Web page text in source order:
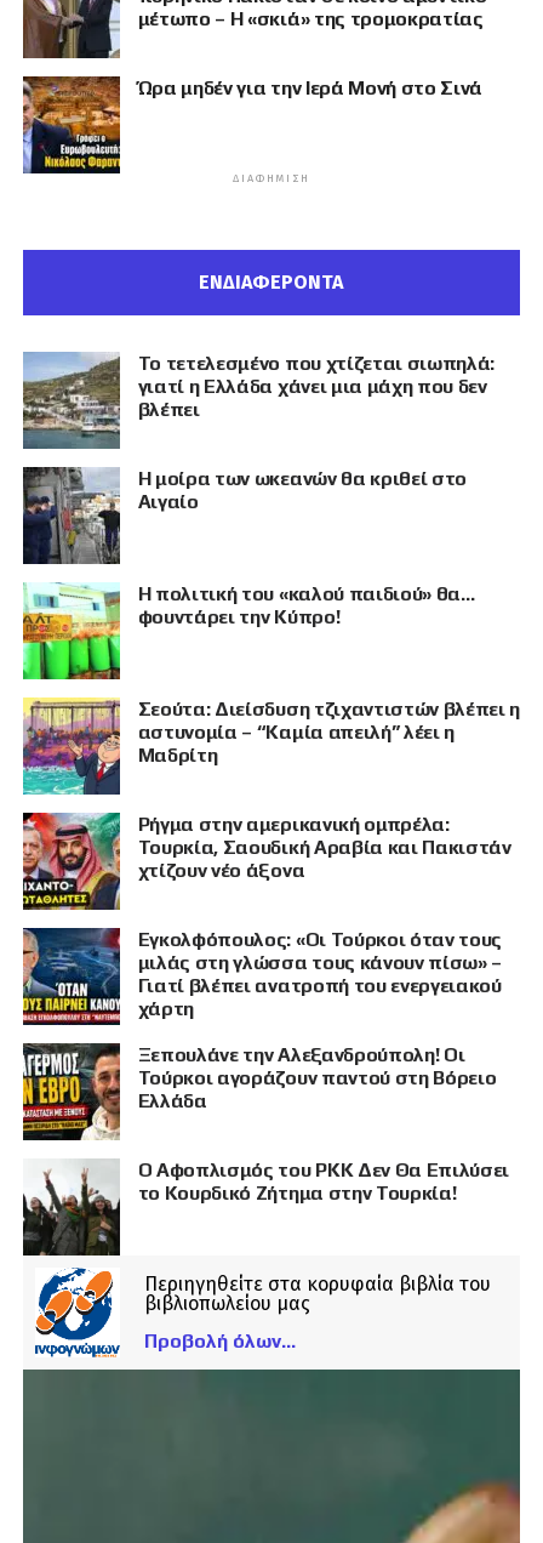
μέτωπο – Η «σκιά» της τρομοκρατίας
Ώρα μηδέν για την Ιερά Μονή στο Σινά
ΔΙΑΦΉΜΙΣΗ
ΕΝΔΙΑΦΕΡΟΝΤΑ
Το τετελεσμένο που χτίζεται σιωπηλά:
γιατί η Ελλάδα χάνει μια μάχη που δεν
βλέπει
Η μοίρα των ωκεανών θα κριθεί στο
Αιγαίο
Η πολιτική του «καλού παιδιού» θα…
φουντάρει την Κύπρο!
Σεούτα: Διείσδυση τζιχαντιστών βλέπει η
αστυνομία – “Καμία απειλή” λέει η
Μαδρίτη
Ρήγμα στην αμερικανική ομπρέλα:
Τουρκία, Σαουδική Αραβία και Πακιστάν
χτίζουν νέο άξονα
Εγκολφόπουλος: «Οι Τούρκοι όταν τους
μιλάς στη γλώσσα τους κάνουν πίσω» –
Γιατί βλέπει ανατροπή του ενεργειακού
χάρτη
Ξεπουλάνε την Αλεξανδρούπολη! Οι
Τούρκοι αγοράζουν παντού στη Βόρειο
Ελλάδα
Ο Αφοπλισμός του PKK Δεν Θα Επιλύσει
το Κουρδικό Ζήτημα στην Τουρκία!
Περιηγηθείτε στα κορυφαία βιβλία του
βιβλιοπωλείου μας
Προβολή όλων